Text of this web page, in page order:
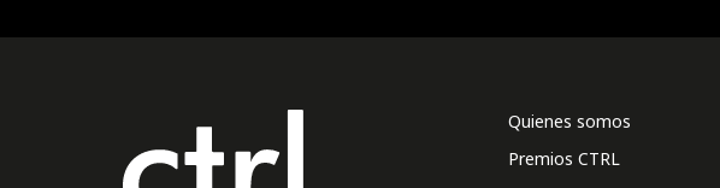
Quienes somos
Premios CTRL